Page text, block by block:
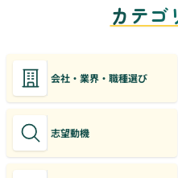
カテゴ
会社・業界・職種選び
志望動機